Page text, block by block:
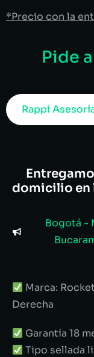
*Precio con la
Pide
Rappi
domicilio en
Bogotá -
Marca:
Derecha
Garantía 18
Tipo sellada